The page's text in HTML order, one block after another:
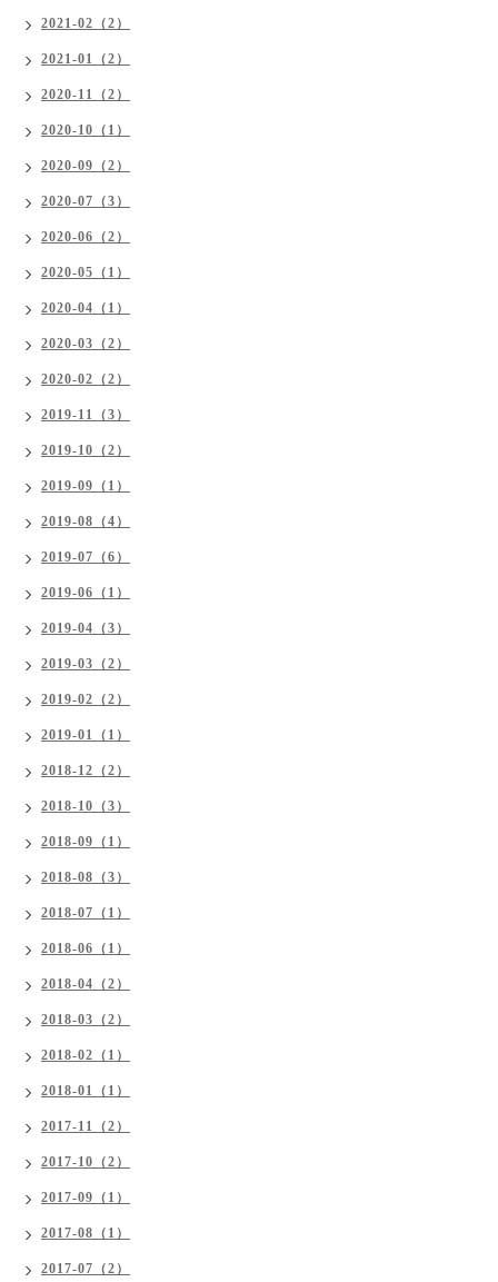
2021-02（2）
2021-01（2）
2020-11（2）
2020-10（1）
2020-09（2）
2020-07（3）
2020-06（2）
2020-05（1）
2020-04（1）
2020-03（2）
2020-02（2）
2019-11（3）
2019-10（2）
2019-09（1）
2019-08（4）
2019-07（6）
2019-06（1）
2019-04（3）
2019-03（2）
2019-02（2）
2019-01（1）
2018-12（2）
2018-10（3）
2018-09（1）
2018-08（3）
2018-07（1）
2018-06（1）
2018-04（2）
2018-03（2）
2018-02（1）
2018-01（1）
2017-11（2）
2017-10（2）
2017-09（1）
2017-08（1）
2017-07（2）